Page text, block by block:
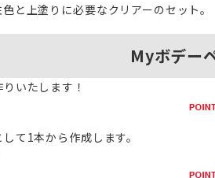
と上塗りに必要なクリアーのセット。
Myボデー
いたします！
て1本から作成します。